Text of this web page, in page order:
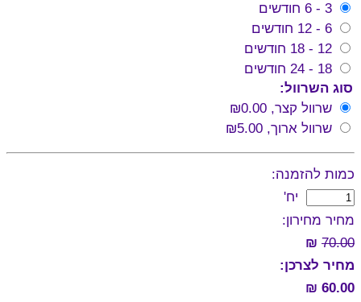
3 - 6 חודשים
6 - 12 חודשים
12 - 18 חודשים
18 - 24 חודשים
סוג השרוול:
שרוול קצר, ₪0.00
שרוול ארוך, ₪5.00
כמות להזמנה:
יח'
מחיר מחירון:
70.00
₪
מחיר לצרכן:
60.00 ₪